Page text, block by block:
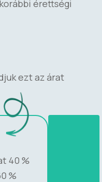
érettségi
ezt az árat
40 %
%